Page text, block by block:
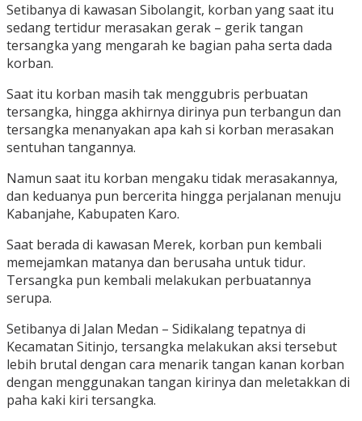
Setibanya di kawasan Sibolangit, korban yang saat itu
sedang tertidur merasakan gerak – gerik tangan
tersangka yang mengarah ke bagian paha serta dada
korban.
Saat itu korban masih tak menggubris perbuatan
tersangka, hingga akhirnya dirinya pun terbangun dan
tersangka menanyakan apa kah si korban merasakan
sentuhan tangannya.
Namun saat itu korban mengaku tidak merasakannya,
dan keduanya pun bercerita hingga perjalanan menuju
Kabanjahe, Kabupaten Karo.
Saat berada di kawasan Merek, korban pun kembali
memejamkan matanya dan berusaha untuk tidur.
Tersangka pun kembali melakukan perbuatannya
serupa.
Setibanya di Jalan Medan – Sidikalang tepatnya di
Kecamatan Sitinjo, tersangka melakukan aksi tersebut
lebih brutal dengan cara menarik tangan kanan korban
dengan menggunakan tangan kirinya dan meletakkan di
paha kaki kiri tersangka.